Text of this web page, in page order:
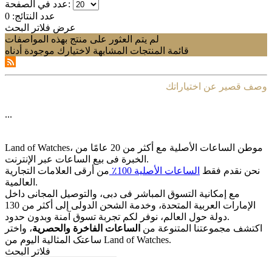
عدد في الصفحة:
عدد النتائج: 0
عرض فلاتر البحث
لم يتم العثور على منتج بهذه المواصفات
قائمة المنتجات المشابهة لاختيارك موجودة أدناه
وصف قصير عن اختياراتك
...
Land of Watches، موطن الساعات الأصلیة مع أکثر من 20 عامًا من
الخبرة فی بیع الساعات عبر الإنترنت.
نحن نقدم فقط الساعات الأصلیة 100٪
من أرقى العلامات التجاریة
العالمیة.
مع إمکانیة التسوق المباشر فی دبی، والتوصیل المجانی داخل
الإمارات العربیة المتحدة، وخدمة الشحن الدولی إلى أکثر من 130
دولة حول العالم، نوفر لکم تجربة تسوق آمنة وبدون حدود.
اکتشف مجموعتنا المتنوعة من الساعات الفاخرة والحصریة، واختر
ساعتک المثالیة الیوم من Land of Watches.
فلاتر البحث